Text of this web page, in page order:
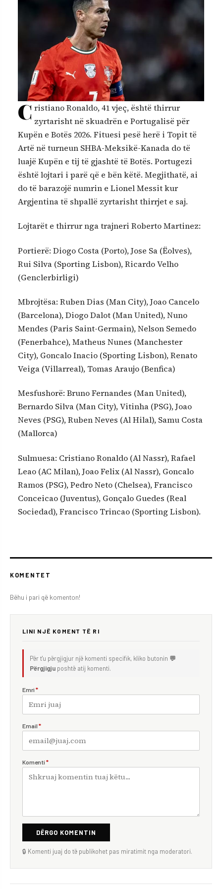
C ristiano Ronaldo, 41 vjeç, është thirrur
zyrtarisht në skuadrën e Portugalisë për
Kupën e Botës 2026. Fituesi pesë herë i Topit të
Artë në turneun SHBA-Meksikë-Kanada do të
luajë Kupën e tij të gjashtë të Botës. Portugezi
është lojtari i parë që e bën këtë. Megjithatë, ai
do të barazojë numrin e Lionel Messit kur
Argjentina të shpallë zyrtarisht thirrjet e saj.
Lojtarët e thirrur nga trajneri Roberto Martinez:
Portierë: Diogo Costa (Porto), Jose Sa (Ëolves),
Rui Silva (Sporting Lisbon), Ricardo Velho
(Genclerbirligi)
Mbrojtësa: Ruben Dias (Man City), Joao Cancelo
(Barcelona), Diogo Dalot (Man United), Nuno
Mendes (Paris Saint-Germain), Nelson Semedo
(Fenerbahce), Matheus Nunes (Manchester
City), Goncalo Inacio (Sporting Lisbon), Renato
Veiga (Villarreal), Tomas Araujo (Benfica)
Mesfushorë: Bruno Fernandes (Man United),
Bernardo Silva (Man City), Vitinha (PSG), Joao
Neves (PSG), Ruben Neves (Al Hilal), Samu Costa
(Mallorca)
Sulmuesa: Cristiano Ronaldo (Al Nassr), Rafael
Leao (AC Milan), Joao Felix (Al Nassr), Goncalo
Ramos (PSG), Pedro Neto (Chelsea), Francisco
Conceicao (Juventus), Gonçalo Guedes (Real
Sociedad), Francisco Trincao (Sporting Lisbon).
KOMENTET
Bëhu i pari që komenton!
LINI NJË KOMENT TË RI
Për t'u përgjigjur një komenti specifik, kliko butonin 💬
Përgjigju poshtë atij komenti.
Emri *
Email *
Komenti *
DËRGO KOMENTIN
🔒 Komenti juaj do të publikohet pas miratimit nga moderatori.